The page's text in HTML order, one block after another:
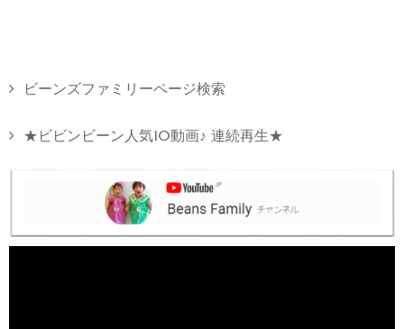
ビーンズファミリーページ検索
★ビビンビーン人気10動画♪ 連続再生★